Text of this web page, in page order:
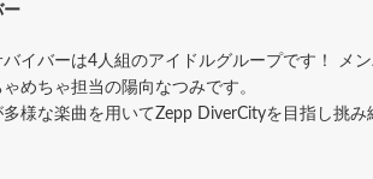
ー
イバーは4人組のアイドルグループです！ メ
めちゃ担当の陽向なつみです。
様な楽曲を用いてZepp DiverCityを目指し挑み